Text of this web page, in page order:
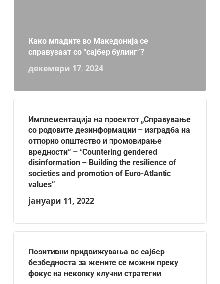
Како младите во Македонија се
справуваат со “сајбер булинг”?
декември 17, 2024
Имплементација на проектот „Справување
со родовите дезинформации – изградба на
отпорно општество и промовирање
вредности“ – “Countering gendered
disinformation – Building the resilience of
societies and promotion of Euro-Atlantic
values”
јануари 11, 2022
Позитивни придвижувања во сајбер
безбедноста за жените се можни преку
фокус на неколку клучни стратегии